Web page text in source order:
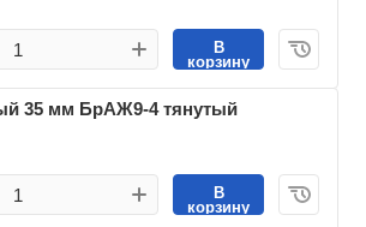
В
корзину
35 мм БрАЖ9-4 тянутый
В
корзину